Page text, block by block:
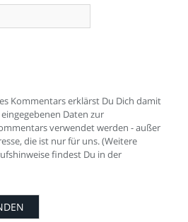
Kommentars erklärst Du Dich damit
Daten zur
verwendet werden - außer
die ist nur für uns. (Weitere
findest Du in der